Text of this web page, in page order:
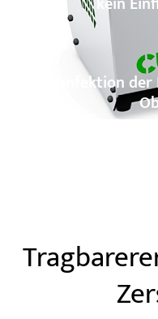
Desinfektion